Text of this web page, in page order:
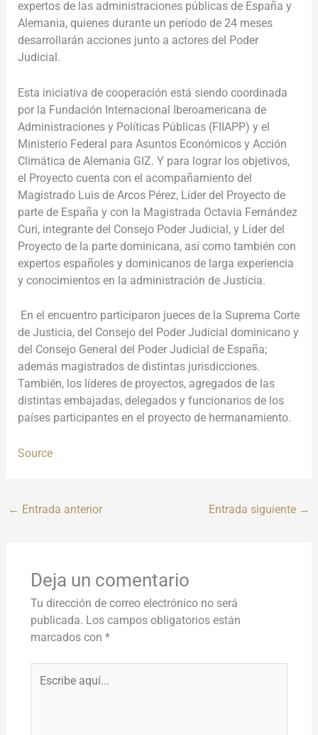
expertos de las administraciones públicas de España y
Alemania, quienes durante un período de 24 meses
desarrollarán acciones junto a actores del Poder
Judicial.
Esta iniciativa de cooperación está siendo coordinada
por la Fundación Internacional Iberoamericana de
Administraciones y Políticas Públicas (FIIAPP) y el
Ministerio Federal para Asuntos Económicos y Acción
Climática de Alemania GIZ. Y para lograr los objetivos,
el Proyecto cuenta con el acompañamiento del
Magistrado Luis de Arcos Pérez, Líder del Proyecto de
parte de España y con la Magistrada Octavia Fernández
Curi, integrante del Consejo Poder Judicial, y Líder del
Proyecto de la parte dominicana, así como también con
expertos españoles y dominicanos de larga experiencia
y conocimientos en la administración de Justicia.
En el encuentro participaron jueces de la Suprema Corte
de Justicia, del Consejo del Poder Judicial dominicano y
del Consejo General del Poder Judicial de España;
además magistrados de distintas jurisdicciones.
También, los líderes de proyectos, agregados de las
distintas embajadas, delegados y funcionarios de los
países participantes en el proyecto de hermanamiento.
Source
← Entrada anterior Entrada siguiente →
Deja un comentario
Tu dirección de correo electrónico no será
publicada. Los campos obligatorios están
marcados con *
aquí...